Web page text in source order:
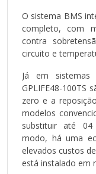
O sistema BMS
completo, com
contra
circuito e
Já em sistemas
GPLIFE48-100TS
zero e a
modelos
substituir até 04
modo, há uma
elevados custos
está instalado em